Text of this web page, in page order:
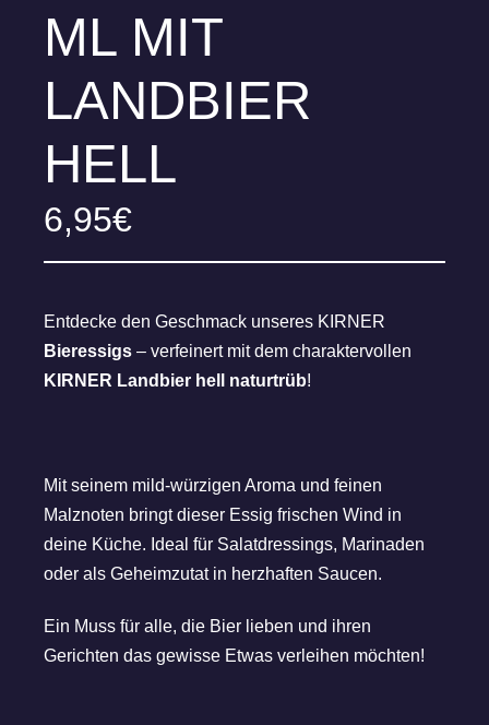
ML MIT
LANDBIER
HELL
6,95€
Entdecke den Geschmack unseres KIRNER
Bieressigs – verfeinert mit dem charaktervollen
KIRNER Landbier hell naturtrüb!
Mit seinem mild-würzigen Aroma und feinen
Malznoten bringt dieser Essig frischen Wind in
deine Küche. Ideal für Salatdressings, Marinaden
oder als Geheimzutat in herzhaften Saucen.
Ein Muss für alle, die Bier lieben und ihren
Gerichten das gewisse Etwas verleihen möchten!